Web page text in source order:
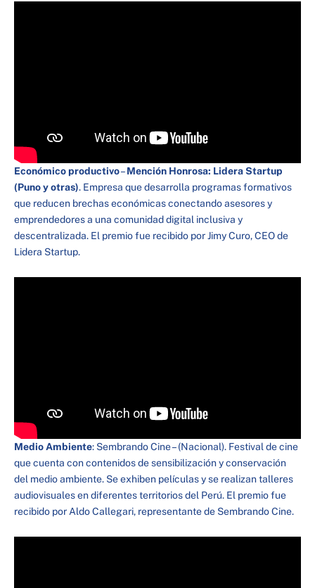
Económico productivo–Mención Honrosa: Lidera Startup
(Puno y otras). Empresa que desarrolla programas formativos
que reducen brechas económicas conectando asesores y
emprendedores a una comunidad digital inclusiva y
descentralizada. El premio fue recibido por Jimy Curo, CEO de
Lidera Startup.
Medio Ambiente: Sembrando Cine – (Nacional). Festival de cine
que cuenta con contenidos de sensibilización y conservación
del medio ambiente. Se exhiben películas y se realizan talleres
audiovisuales en diferentes territorios del Perú. El premio fue
recibido por Aldo Callegari, representante de Sembrando Cine.